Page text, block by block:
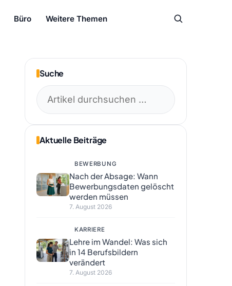
Büro Weitere Themen
Suche
Aktuelle Beiträge
BEWERBUNG
Nach der Absage: Wann
Bewerbungsdaten gelöscht
werden müssen
7. August 2026
KARRIERE
Lehre im Wandel: Was sich
in 14 Berufsbildern
verändert
7. August 2026